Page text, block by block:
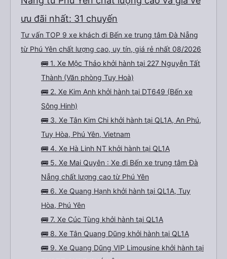
ưu đãi nhất: 31 chuyến
Tư vấn TOP 9 xe khách đi Bến xe trung tâm Đà Nẵng
từ Phú Yên chất lượng cao, uy tín, giá rẻ nhất 08/2026
🚌 1. Xe Mộc Thảo khởi hành tại 227 Nguyễn Tất
Thành (Văn phòng Tuy Hoà)
🚌 2. Xe Kim Anh khởi hành tại DT649 (Bến xe
Sông Hinh)
🚌 3. Xe Tân Kim Chi khởi hành tại QL1A, An Phú,
Tuy Hòa, Phú Yên, Vietnam
🚌 4. Xe Hà Linh NT khởi hành tại QL1A
🚌 5. Xe Mai Quyên : Xe đi Bến xe trung tâm Đà
Nẵng chất lượng cao từ Phú Yên
🚌 6. Xe Quang Hạnh khởi hành tại QL1A, Tuy
Hòa, Phú Yên
🚌 7. Xe Cúc Tùng khởi hành tại QL1A
🚌 8. Xe Tân Quang Dũng khởi hành tại QL1A
🚌 9. Xe Quang Dũng VIP Limousine khởi hành tại